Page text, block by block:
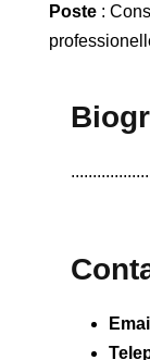
Poste: